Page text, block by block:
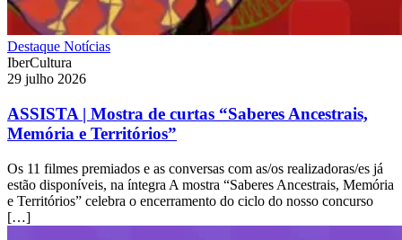
Destaque Notícias
IberCultura
29 julho 2026
ASSISTA | Mostra de curtas “Saberes Ancestrais,
Memória e Territórios”
Os 11 filmes premiados e as conversas com as/os realizadoras/es já
estão disponíveis, na íntegra A mostra “Saberes Ancestrais, Memória
e Territórios” celebra o encerramento do ciclo do nosso concurso
[…]